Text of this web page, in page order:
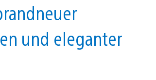
und eleganter